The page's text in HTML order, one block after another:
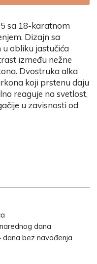
sa 18-karatnom
Dizajn sa
obliku jastučića
između nežne
Dvostruka alka
koji prstenu daju
reaguje na svetlost,
u zavisnosti od
dana
bez navođenja